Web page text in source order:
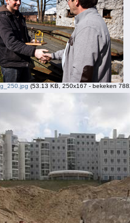
(53.13 KB, 250x167 - bekeken